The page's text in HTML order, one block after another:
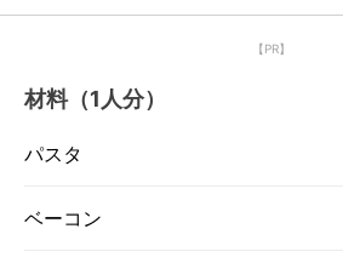
【PR】
材料（1人分）
パスタ
ベーコン